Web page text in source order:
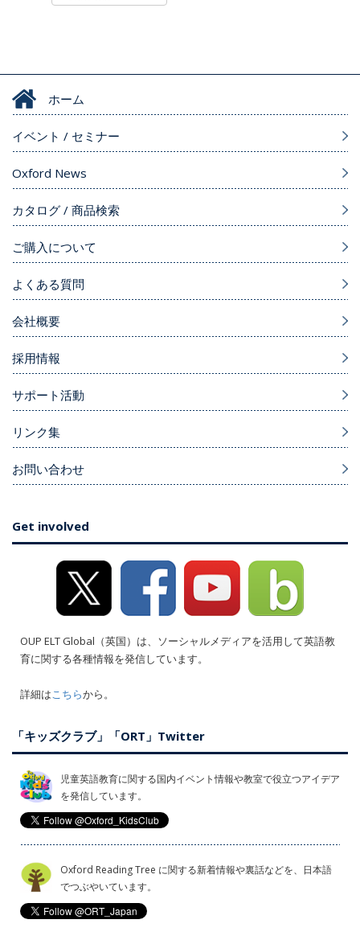
ホーム
イベント / セミナー
Oxford News
カタログ / 商品検索
ご購入について
よくある質問
会社概要
採用情報
サポート活動
リンク集
お問い合わせ
Get involved
OUP ELT Global（英国）は、ソーシャルメディアを活用して英語教
育に関する各種情報を発信しています。
詳細はこちらから。
「キッズクラブ」「ORT」Twitter
児童英語教育に関する国内イベント情報や教室で役立つアイデア
を発信しています。
Oxford Reading Tree に関する新着情報や裏話などを、日本語
でつぶやいています。